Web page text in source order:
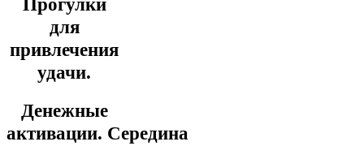
Прогулки
для
привлечения
удачи.
Денежные
активации. Середина